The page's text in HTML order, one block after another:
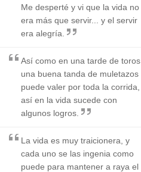
Me desperté y vi que la vida no
era más que servir... y el servir
era alegría.
Así como en una tarde de toros
una buena tanda de muletazos
puede valer por toda la corrida,
así en la vida sucede con
algunos logros.
La vida es muy traicionera, y
cada uno se las ingenia como
puede para mantener a raya el